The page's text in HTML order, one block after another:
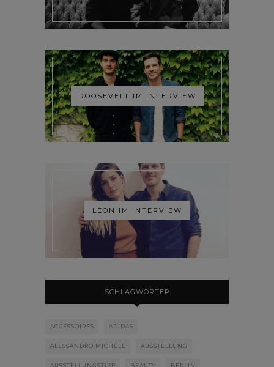
ROOSEVELT IM INTERVIEW
LÉON IM INTERVIEW
SCHLAGWÖRTER
ACCESSOIRES ADIDAS
ALESSANDRO MICHELE AUSSTELLUNG
AUSSTELLUNGSTIPP BEAUTY BERLIN